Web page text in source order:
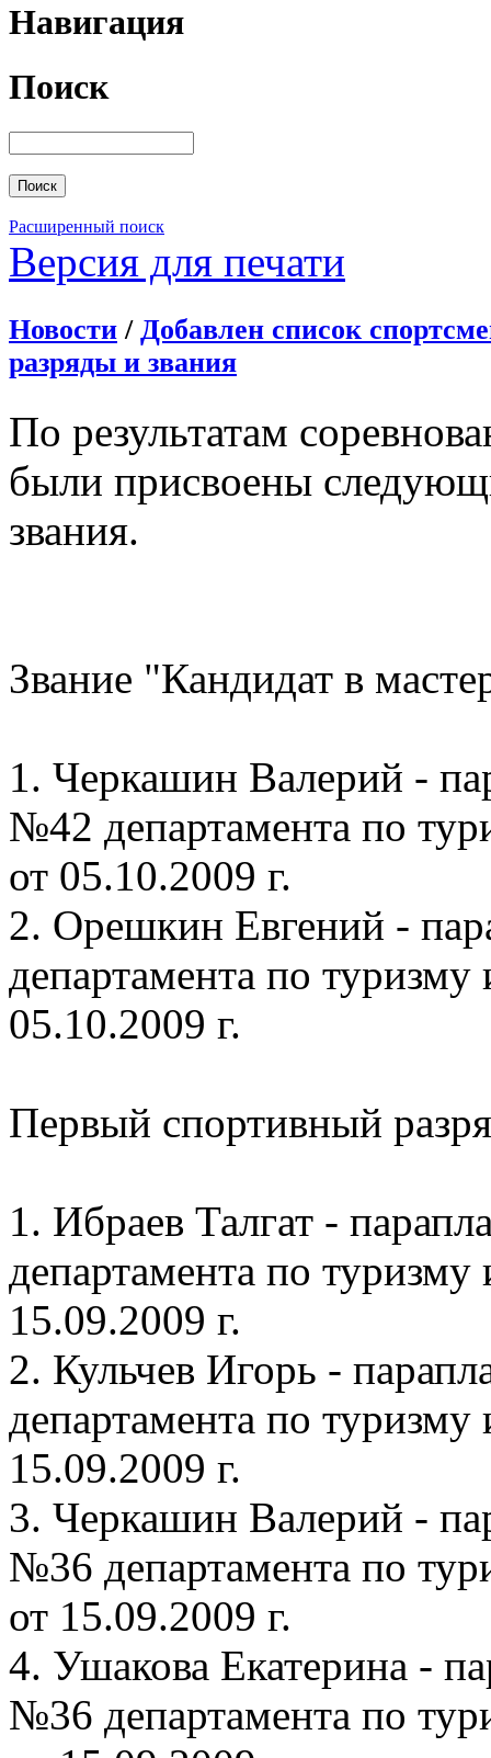
Навигация
Поиск
Расширенный поиск
Версия для печати
Новости / Добавлен список
разряды и звания
По результатам
были присвоены
звания.
Звание "Кандидат в
1. Черкашин Валерий -
№42 департамента по
от 05.10.2009 г.
2. Орешкин Евгений -
департамента по
05.10.2009 г.
Первый спортивный
1. Ибраев Талгат -
департамента по
15.09.2009 г.
2. Кульчев Игорь -
департамента по
15.09.2009 г.
3. Черкашин Валерий -
№36 департамента по
от 15.09.2009 г.
4. Ушакова Екатерина -
№36 департамента по